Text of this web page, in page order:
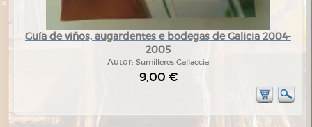
Guía de viños, augardentes e bodegas de Galicia 2004-
2005
Autor: Sumilleres Gallaecia
9,00 €